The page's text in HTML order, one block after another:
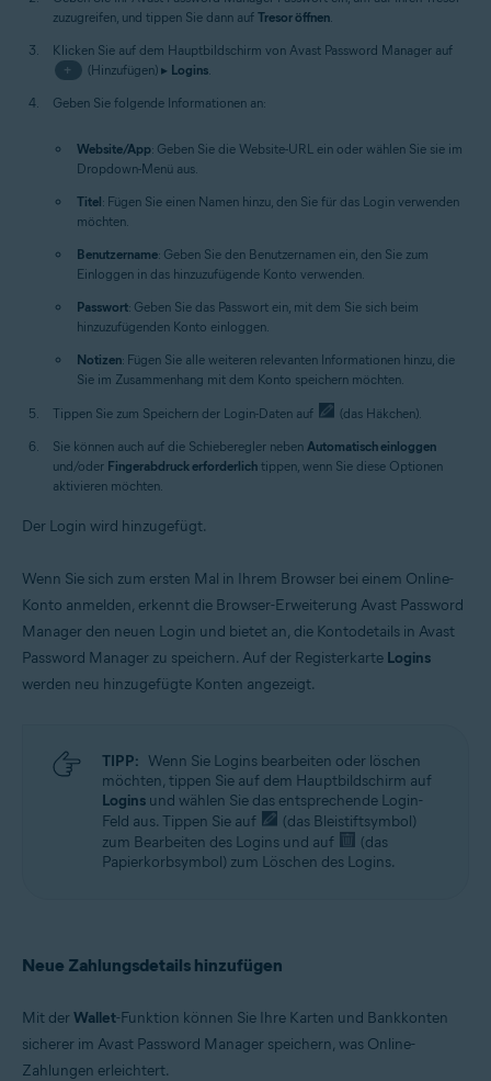
zuzugreifen, und tippen Sie dann auf Tresor öffnen.
Klicken Sie auf dem Hauptbildschirm von Avast Password Manager auf
+
(Hinzufügen) ▸ Logins.
Geben Sie folgende Informationen an:
Website/App: Geben Sie die Website-URL ein oder wählen Sie sie im
Dropdown-Menü aus.
Titel: Fügen Sie einen Namen hinzu, den Sie für das Login verwenden
möchten.
Benutzername: Geben Sie den Benutzernamen ein, den Sie zum
Einloggen in das hinzuzufügende Konto verwenden.
Passwort: Geben Sie das Passwort ein, mit dem Sie sich beim
hinzuzufügenden Konto einloggen.
Notizen: Fügen Sie alle weiteren relevanten Informationen hinzu, die
Sie im Zusammenhang mit dem Konto speichern möchten.
Tippen Sie zum Speichern der Login-Daten auf
(das Häkchen).
Sie können auch auf die Schieberegler neben Automatisch einloggen
und/oder Fingerabdruck erforderlich tippen, wenn Sie diese Optionen
aktivieren möchten.
Der Login wird hinzugefügt.
Wenn Sie sich zum ersten Mal in Ihrem Browser bei einem Online-
Konto anmelden, erkennt die Browser-Erweiterung Avast Password
Manager den neuen Login und bietet an, die Kontodetails in Avast
Password Manager zu speichern. Auf der Registerkarte Logins
werden neu hinzugefügte Konten angezeigt.
TIPP: Wenn Sie Logins bearbeiten oder löschen
möchten, tippen Sie auf dem Hauptbildschirm auf
Logins und wählen Sie das entsprechende Login-
Feld aus. Tippen Sie auf
(das Bleistiftsymbol)
zum Bearbeiten des Logins und auf
(das
Papierkorbsymbol) zum Löschen des Logins.
Neue Zahlungsdetails hinzufügen
Mit derWallet-Funktion können Sie Ihre Karten und Bankkonten
sicherer im Avast Password Manager speichern, was Online-
Zahlungen erleichtert.